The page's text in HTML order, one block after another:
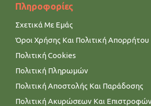
Πληροφορίες
Σχετικά Με Εμάς
Όροι Χρήσης Και Πολιτική Απορρήτου
Πολιτική Cookies
Πολιτική Πληρωμών
Πολιτική Αποστολής Και Παράδοσης
Πολιτική Ακυρώσεων Και